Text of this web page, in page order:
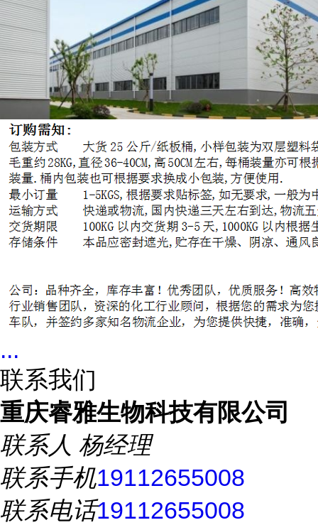
...
联系我们
重庆睿雅生物科技有限公司
联系人 杨经理
联系手机19112655008
联系电话19112655008